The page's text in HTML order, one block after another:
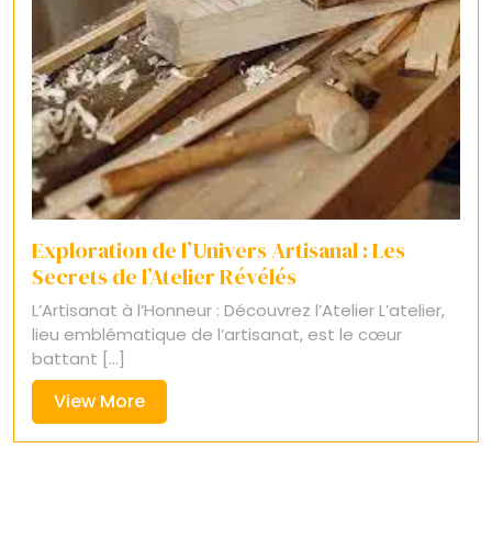
Exploration de l’Univers Artisanal : Les
Secrets de l’Atelier Révélés
L’Artisanat à l’Honneur : Découvrez l’Atelier L’atelier,
lieu emblématique de l’artisanat, est le cœur
battant [...]
View MoreView
More